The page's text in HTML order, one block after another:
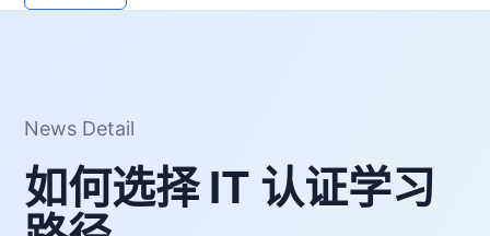
News Detail
如何选择 IT 认证学习